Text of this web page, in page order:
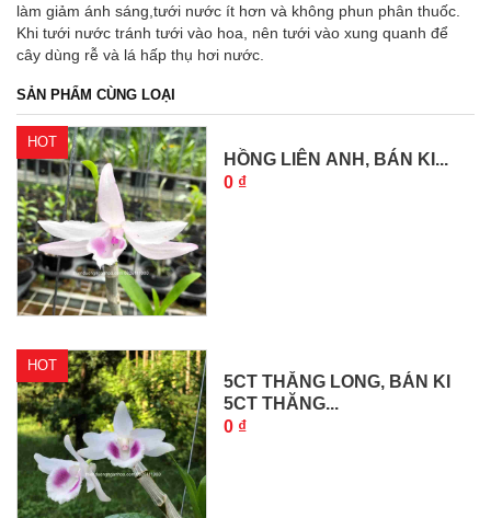
làm giảm ánh sáng,tưới nước ít hơn và không phun phân thuốc.
Khi tưới nước tránh tưới vào hoa, nên tưới vào xung quanh để
cây dùng rễ và lá hấp thụ hơi nước.
SẢN PHẨM CÙNG LOẠI
HOT
HỒNG LIÊN ANH, BÁN KI...
0 ₫
HOT
5CT THĂNG LONG, BÁN KI
5CT THĂNG...
0 ₫